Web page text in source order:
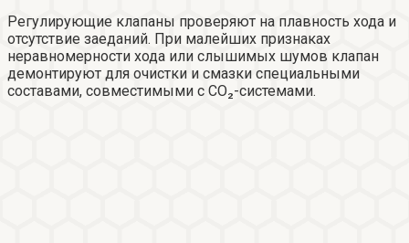
Регулирующие клапаны проверяют на плавность хода и
отсутствие заеданий. При малейших признаках
неравномерности хода или слышимых шумов клапан
демонтируют для очистки и смазки специальными
составами, совместимыми с CO₂-системами.